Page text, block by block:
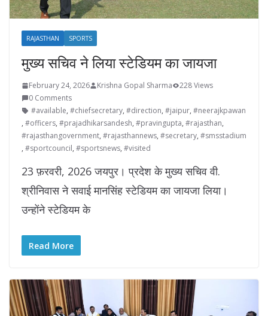
RAJASTHAN SPORTS
मुख्य सचिव ने लिया स्टेडियम का जायजा
February 24, 2026 Krishna Gopal Sharma
228 Views
0 Comments
#available, #chiefsecretary, #direction, #jaipur, #neerajkpawan
, #officers, #prajadhikarsandesh, #pravingupta, #rajasthan,
#rajasthangovernment, #rajasthannews, #secretary, #smsstadium
, #sportcouncil, #sportsnews, #visited
23 फ़रवरी, 2026 जयपुर। प्रदेश के मुख्य सचिव वी.
श्रीनिवास ने सवाई मानसिंह स्टेडियम का जायजा लिया।
उन्होंने स्टेडियम के
Read More